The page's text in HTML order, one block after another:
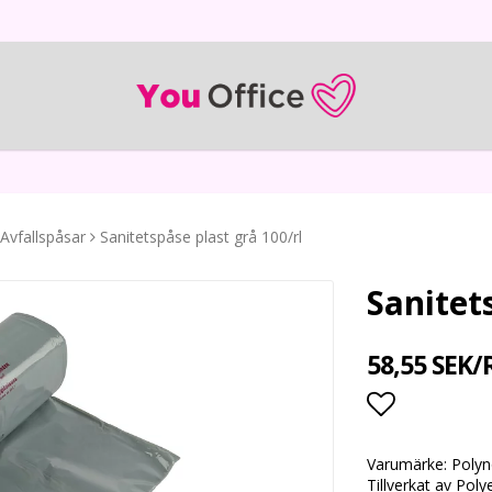
Avfallspåsar Sanitetspåse plast grå 100/rl
58,55 SEK/
Varumärke:
Tillverkat av